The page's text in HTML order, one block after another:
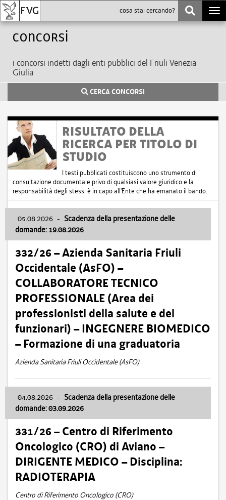
Concorsi
i concorsi indetti dagli enti pubblici del Friuli Venezia
Giulia
CERCA CONCORSI
RISULTATO DELLA
RICERCA PER TITOLO DI
STUDIO
I testi pubblicati costituiscono uno strumento di
consultazione documentale privo di qualsiasi valore giuridico e la
responsabilità degli stessi è in capo all'Ente che ha emanato il bando.
05.08.2026 - Scadenza della presentazione delle
domande: 19.08.2026
332/26 – Azienda Sanitaria Friuli
Occidentale (AsFO) –
COLLABORATORE TECNICO
PROFESSIONALE (Area dei
professionisti della salute e dei
funzionari) – INGEGNERE BIOMEDICO
– Formazione di una graduatoria
Azienda Sanitaria Friuli Occidentale (AsFO)
04.08.2026 - Scadenza della presentazione delle
domande: 03.09.2026
331/26 – Centro di Riferimento
Oncologico (CRO) di Aviano –
DIRIGENTE MEDICO – Disciplina:
RADIOTERAPIA
Centro di Riferimento Oncologico (CRO)